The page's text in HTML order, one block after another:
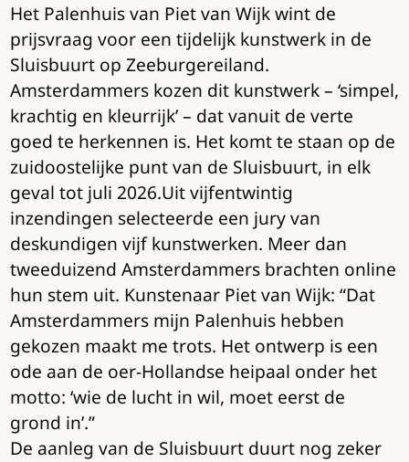
Het Palenhuis van Piet van Wijk wint de
prijsvraag voor een tijdelijk kunstwerk in de
Sluisbuurt op Zeeburgereiland.
Amsterdammers kozen dit kunstwerk – ‘simpel,
krachtig en kleurrijk’ – dat vanuit de verte
goed te herkennen is. Het komt te staan op de
zuidoostelijke punt van de Sluisbuurt, in elk
geval tot juli 2026.Uit vijfentwintig
inzendingen selecteerde een jury van
deskundigen vijf kunstwerken. Meer dan
tweeduizend Amsterdammers brachten online
hun stem uit. Kunstenaar Piet van Wijk: “Dat
Amsterdammers mijn Palenhuis hebben
gekozen maakt me trots. Het ontwerp is een
ode aan de oer-Hollandse heipaal onder het
motto: ‘wie de lucht in wil, moet eerst de
grond in’.”
De aanleg van de Sluisbuurt duurt nog zeker